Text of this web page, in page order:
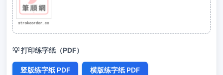
💡 打印练字纸（PDF）
竖版练字纸 PDF 横版练字纸 PDF